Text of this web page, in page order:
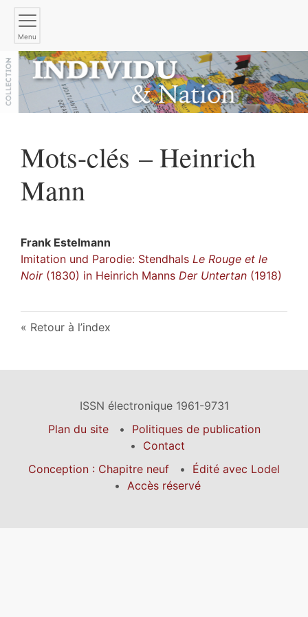
Menu
Mots-clés – Heinrich
Mann
Frank Estelmann
Imitation und Parodie: Stendhals Le Rouge et le
Noir(1830) in Heinrich Manns Der Untertan (1918)
Retour à l’index
ISSN électronique 1961-9731
Plan du site
Politiques de publication
Contact
Conception : Chapitre neuf
Édité avec Lodel
Accès réservé